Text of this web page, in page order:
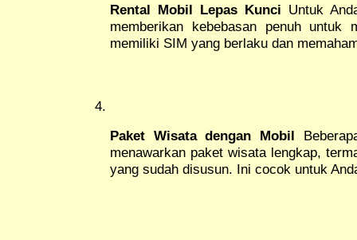
Rental Mobil Lepas Kunci Untuk
memberikan kebebasan penuh untuk
memiliki SIM yang berlaku dan
Paket Wisata dengan Mobil
menawarkan paket wisata lengkap,
yang sudah disusun. Ini cocok untuk